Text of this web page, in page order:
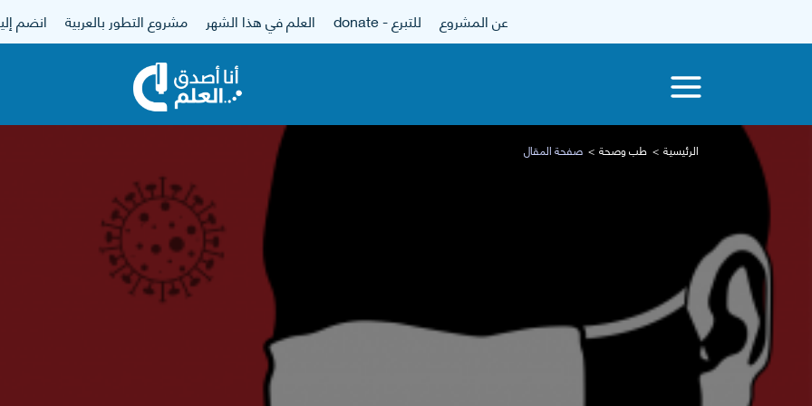
عن المشروع للتبرع - donate العلم في هذا الشهر مشروع التطور بالعربية انضم
الرئيسية طب وصحة صفحة المقال